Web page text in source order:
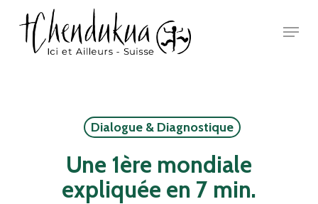
Menu
Dialogue & Diagnostique
Une 1ère mondiale
expliquée en 7 min.